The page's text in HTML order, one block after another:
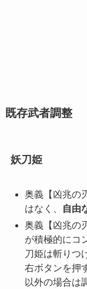
既存武者調整
妖刀姫
奥義【凶兆の
はなく、
自由
奥義【凶兆の
が積極的にコ
刀姫は斬りつ
右ボタンを押
以外の場合は